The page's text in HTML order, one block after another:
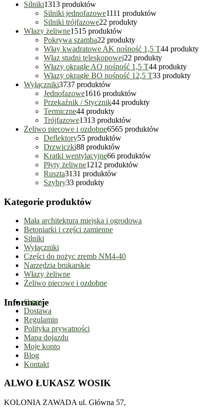
Silniki1313 produktów
Silniki jednofazowe1111 produktów
Silniki trójfazowe22 produkty
Włazy żeliwne1515 produktów
Pokrywa szamba22 produkty
Włay kwadratowe AK nośność 1,5 T44 produkty
Właz studni teleskopowej22 produkty
Włazy okrągłe AO nośność 1,5 T44 produkty
Włazy okrągłe BO nośność 12,5 T33 produkty
Wyłączniki3737 produktów
Jednofazowe1616 produktów
Przekaźnik / Stycznik44 produkty
Termiczne44 produkty
Trójfazowe1313 produktów
Żeliwo piecowe i ozdobne6565 produktów
Deflektory55 produktów
Drzwiczki88 produktów
Kratki wentylacyjne66 produktów
Płyty żeliwne1212 produktów
Ruszta3131 produktów
Szybry33 produkty
Kategorie produktów
Mała architektura miejska i ogrodowa
Betoniarki i części zamienne
Silniki
Wyłączniki
Części do nożyc zremb NM4-40
Narzędzia brukarskie
Włazy żeliwne
Żeliwo piecowe i ozdobne
Informacje
O nas
Dostawa
Regulamin
Polityka prywatności
Mapa dojazdu
Moje konto
Blog
Kontakt
ALWO ŁUKASZ WOSIK
KOLONIA ZAWADA ul. Główna 57,